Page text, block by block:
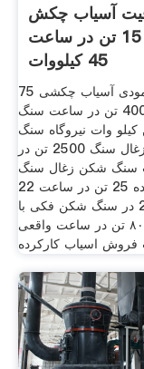
آسیاب چکش
12 15 تن در ساعت
45 کیلووات
بولر عمودی آسیاب چکشی 75
کیلووات. 400 تن در ساعت سنگ
وات نیروگاه سنگ
شکن زغال سنگ 2500 تن در
سنگ شکن زغال سنگ
تولید کننده 25 تن در ساعت 22
مه 2016 در سنگ شکن فکی با
ظرفیت ۸۰ تن در ساعت واقعی
فروش اسیاب کارکرده